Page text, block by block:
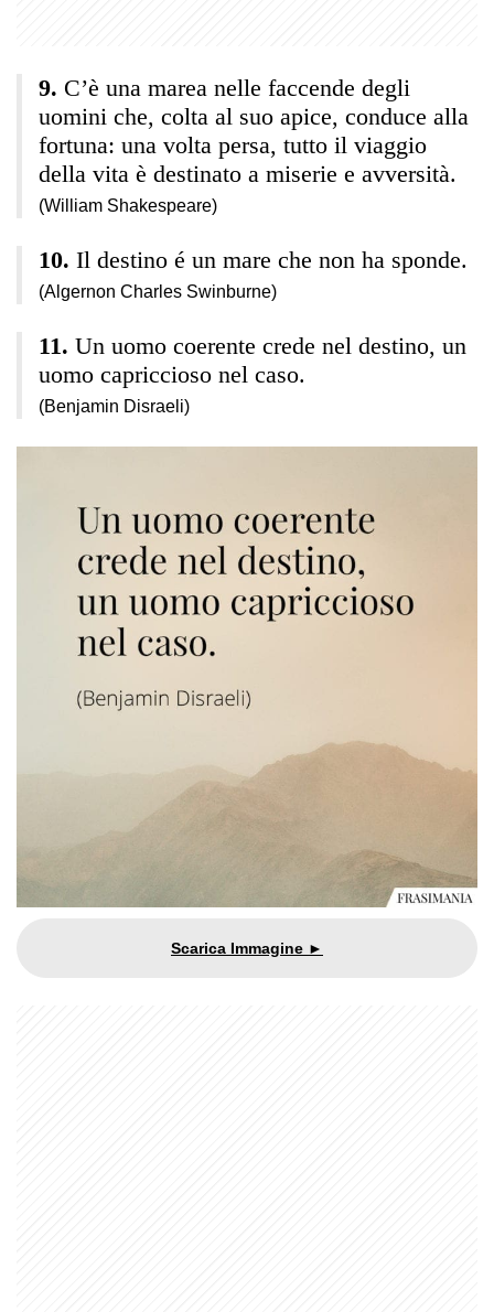
C’è una marea nelle faccende degli
uomini che, colta al suo apice, conduce alla
fortuna: una volta persa, tutto il viaggio
della vita è destinato a miserie e avversità.
(William Shakespeare)
Il destino é un mare che non ha sponde.
(Algernon Charles Swinburne)
Un uomo coerente crede nel destino, un
uomo capriccioso nel caso.
(Benjamin Disraeli)